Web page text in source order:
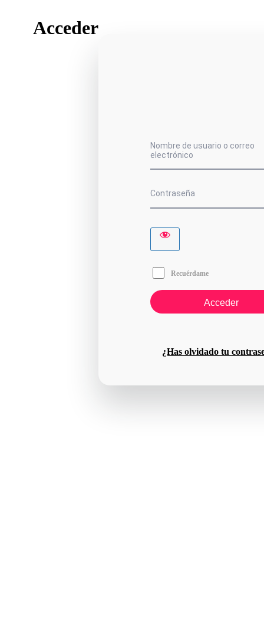
Acceder
Nombre de usuario o correo
electrónico
Contraseña
Recuérdame
¿Has olvidado tu